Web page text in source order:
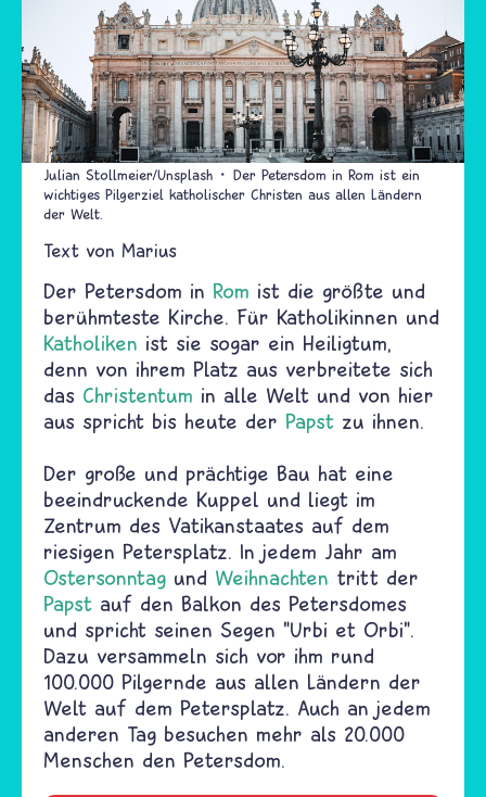
Julian Stollmeier/Unsplash
Der Petersdom in Rom ist ein
wichtiges Pilgerziel katholischer Christen aus allen Ländern
der Welt.
Text von Marius
Der Petersdom in Rom ist die größte und
berühmteste Kirche. Für Katholikinnen und
Katholiken ist sie sogar ein Heiligtum,
denn von ihrem Platz aus verbreitete sich
das Christentum in alle Welt und von hier
aus spricht bis heute der Papst zu ihnen.
Der große und prächtige Bau hat eine
beeindruckende Kuppel und liegt im
Zentrum des Vatikanstaates auf dem
riesigen Petersplatz. In jedem Jahr am
Ostersonntag und Weihnachten tritt der
Papst auf den Balkon des Petersdomes
und spricht seinen Segen "Urbi et Orbi".
Dazu versammeln sich vor ihm rund
100.000 Pilgernde aus allen Ländern der
Welt auf dem Petersplatz. Auch an jedem
anderen Tag besuchen mehr als 20.000
Menschen den Petersdom.